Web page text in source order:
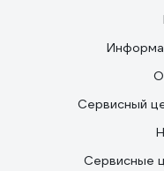
Сервисный
Сервисные